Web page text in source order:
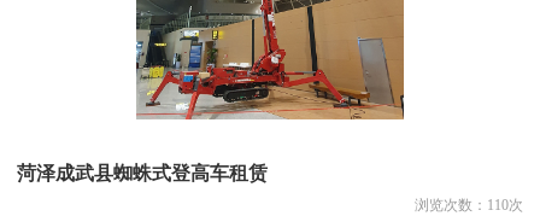
菏泽成武县蜘蛛式登高车租赁
浏览次数： 110次